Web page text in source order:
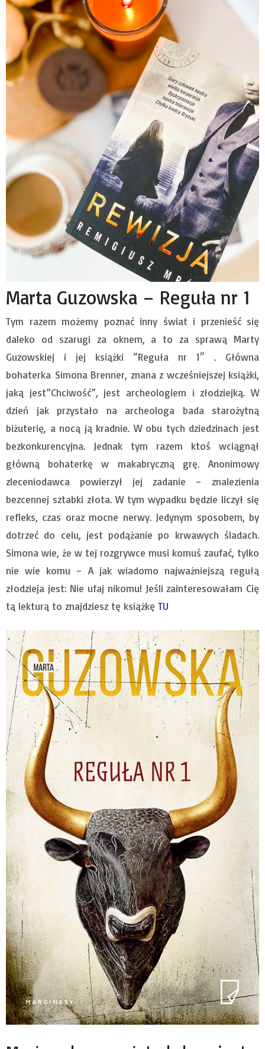
Marta Guzowska – Reguła nr 1
Tym razem możemy poznać inny świat i przenieść się
daleko od szarugi za oknem, a to za sprawą Marty
Guzowskiej i jej książki “Reguła nr 1″ . Główna
bohaterka Simona Brenner, znana z wcześniejszej książki,
jaką jest”Chciwość”, jest archeologiem i złodziejką. W
dzień jak przystało na archeologa bada starożytną
biżuterię, a nocą ją kradnie. W obu tych dziedzinach jest
bezkonkurencyjna. Jednak tym razem ktoś wciągnął
główną bohaterkę w makabryczną grę. Anonimowy
zleceniodawca powierzył jej zadanie – znalezienia
bezcennej sztabki złota. W tym wypadku będzie liczył się
refleks, czas oraz mocne nerwy. Jedynym sposobem, by
dotrzeć do celu, jest podążanie po krwawych śladach.
Simona wie, że w tej rozgrywce musi komuś zaufać, tylko
nie wie komu – A jak wiadomo najważniejszą regułą
złodzieja jest: Nie ufaj nikomu! Jeśli zainteresowałam Cię
tą lekturą to znajdziesz tę książkę TU